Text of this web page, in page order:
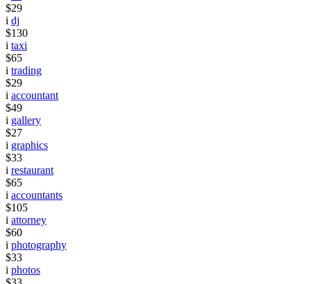
$29
i dj
$130
i taxi
$65
i trading
$29
i accountant
$49
i gallery
$27
i graphics
$33
i restaurant
$65
i accountants
$105
i attorney
$60
i photography
$33
i photos